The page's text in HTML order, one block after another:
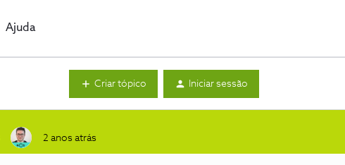
Ajuda
Criar tópico Iniciar sessão
2 anos atrás